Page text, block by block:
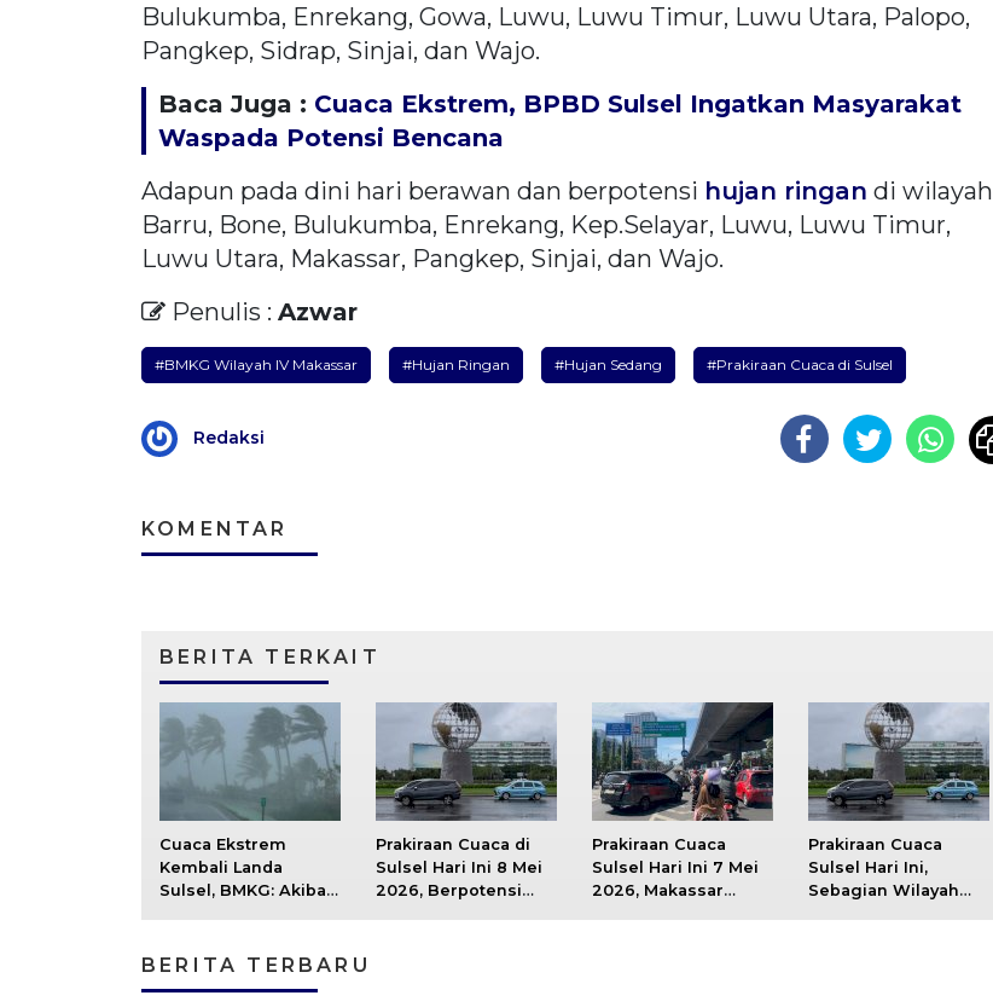
Bulukumba, Enrekang, Gowa, Luwu, Luwu Timur, Luwu Utara, Palopo,
Pangkep, Sidrap, Sinjai, dan Wajo.
Baca Juga : Cuaca Ekstrem, BPBD Sulsel Ingatkan Masyarakat
Waspada Potensi Bencana
Adapun pada dini hari berawan dan berpotensi hujan ringan di wilayah
Barru, Bone, Bulukumba, Enrekang, Kep.Selayar, Luwu, Luwu Timur,
Luwu Utara, Makassar, Pangkep, Sinjai, dan Wajo.
Penulis : Azwar
#BMKG Wilayah IV Makassar #Hujan Ringan #Hujan Sedang #Prakiraan Cuaca di Sulsel
Redaksi
KOMENTAR
BERITA TERKAIT
Cuaca Ekstrem
Kembali Landa
Sulsel, BMKG: Akibat
Secara Bersamaan
Prakiraan Cuaca di
Sulsel Hari Ini 8 Mei
2026, Berpotensi
Prakiraan Cuaca
Sulsel Hari Ini 7 Mei
2026, Makassar
Prakiraan Cuaca
Sulsel Hari Ini,
Sebagian Wilayah
BERITA TERBARU